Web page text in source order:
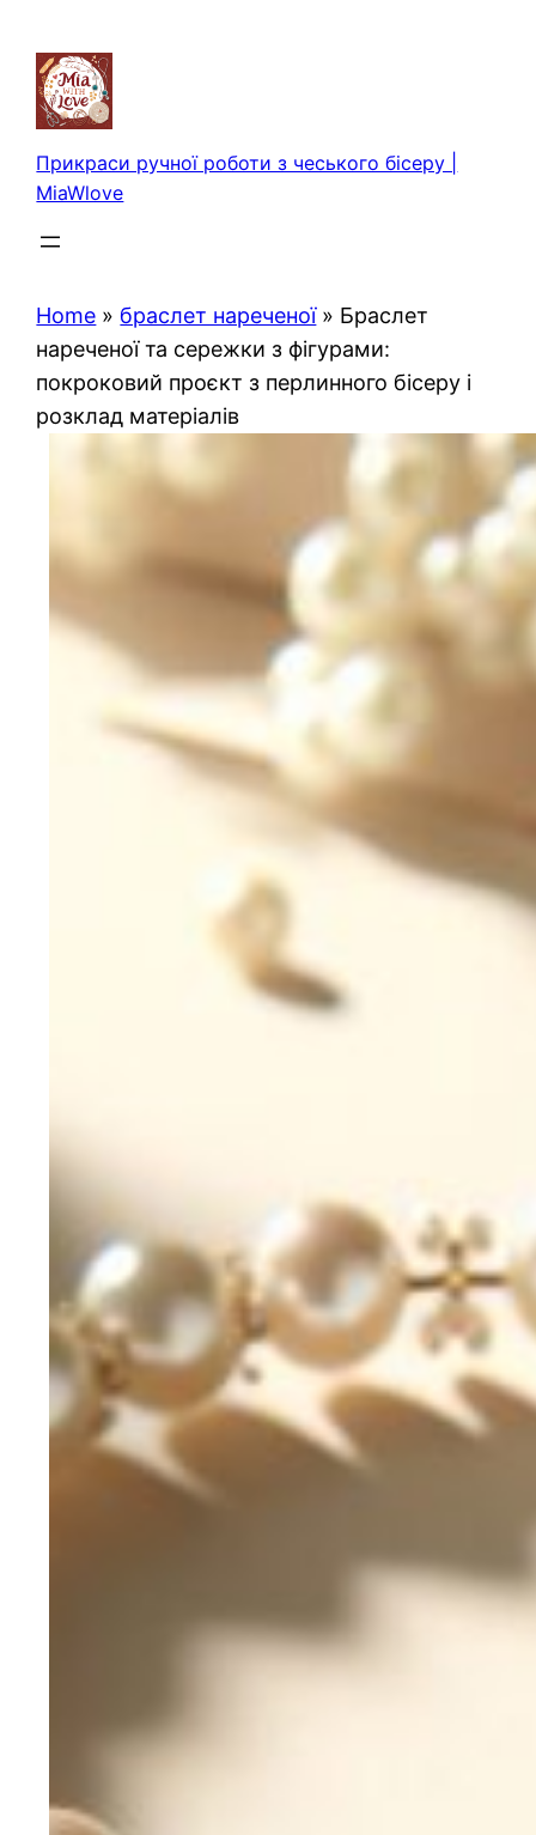
вмісту
Прикраси ручної роботи з чеського бісеру |
MiaWlove
Home » браслет нареченої» Браслет
нареченої та сережки з фігурами:
покроковий проєкт з перлинного бісеру і
розклад матеріалів